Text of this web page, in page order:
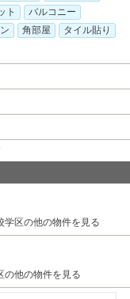
ト
バルコニー
角部屋
タイル貼り
学区の他の物件を見る
の他の物件を見る